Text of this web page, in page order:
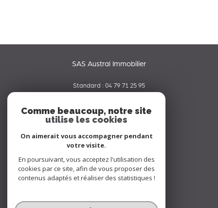
SAS Austral Immobilier
Standard : 04 79 71 25 95
contact@australimmobilier.fr
73000
Nous suivre sur
Comme beaucoup, notre site
utilise les cookies
On aimerait vous accompagner pendant
votre visite.
En poursuivant, vous acceptez l'utilisation des
cookies par ce site, afin de vous proposer des
contenus adaptés et réaliser des statistiques !